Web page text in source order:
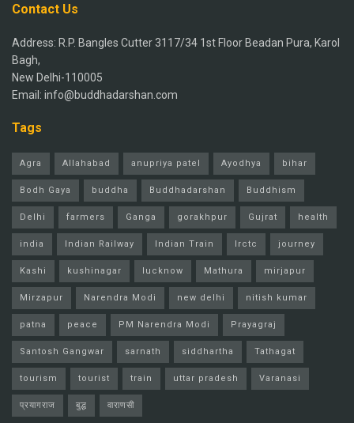
Contact Us
Address: R.P. Bangles Cutter 3117/34 1st Floor Beadan Pura, Karol
Bagh,
New Delhi-110005
Email: info@buddhadarshan.com
Tags
Agra Allahabad anupriya patel Ayodhya bihar
Bodh Gaya buddha Buddhadarshan Buddhism
Delhi farmers Ganga gorakhpur Gujrat health
india Indian Railway Indian Train Irctc journey
Kashi kushinagar lucknow Mathura mirjapur
Mirzapur Narendra Modi new delhi nitish kumar
patna peace PM Narendra Modi Prayagraj
Santosh Gangwar sarnath siddhartha Tathagat
tourism tourist train uttar pradesh Varanasi
प्रयागराज बुद्ध वाराणसी